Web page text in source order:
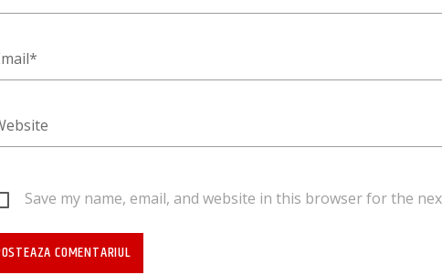
Save my name, email, and website in this browser for the